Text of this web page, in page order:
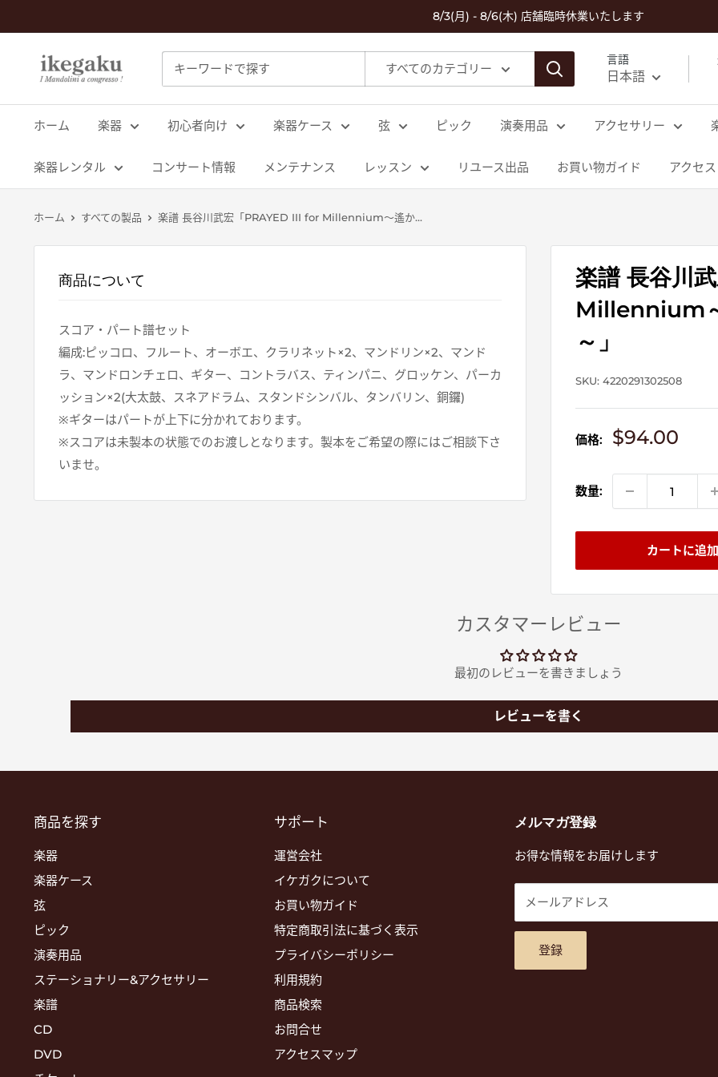
ン
ッ
8/3(月) - 8/6(木) 店舗臨時休業いたします
Mandolin
&
Guitar
Shop
すべてのカテゴリー
言語
日本語
ホーム 楽器 初心者向け 楽器ケース 弦 ピック 演奏用品 アクセサリー
楽器レンタル コンサート情報 メンテナンス レッスン リユース出品 お買い物ガイド アクセス
ホーム すべての製品 楽譜 長谷川武宏「PRAYED III for Millennium～遙か...
楽譜 長谷川
Millennium
～」
SKU: 4220291302508
価格:
販
価
格
$94.00
数量:
カートに追加
商品について
スコア・パート譜セット
編成:ピッコロ、フルート、オーボエ、クラリネット×2、マンドリン×2、マンド
ラ、マンドロンチェロ、ギター、コントラバス、ティンパニ、グロッケン、パーカ
ッション×2(大太鼓、スネアドラム、スタンドシンバル、タンバリン、銅鑼)
※ギターはパートが上下に分かれております。
※スコアは未製本の状態でのお渡しとなります。製本をご希望の際にはご相談下さ
いませ。
カスタマーレビュー
最初のレビューを書きましょう
レビューを書く
商品を探す
楽器
楽器ケース
弦
ピック
演奏用品
ステーショナリー&アクセサリー
楽譜
CD
DVD
サポート
運営会社
イケガクについて
お買い物ガイド
特定商取引法に基づく表示
プライバシーポリシー
利用規約
商品検索
お問合せ
アクセスマップ
メルマガ登録
お得な情報をお届けします
メールアドレス
登録